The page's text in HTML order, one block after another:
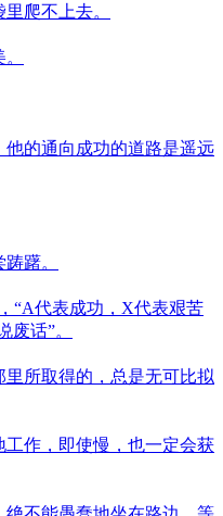
爬不上去。
的通向成功的道路是遥远
躇。
“A代表成功，X代表艰苦
话”。
所取得的，总是无可比拟
作，即使慢，也一定会获